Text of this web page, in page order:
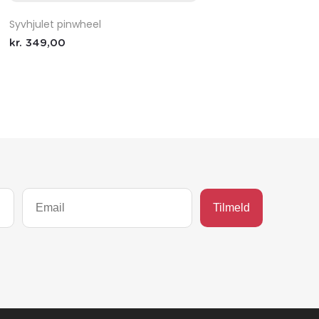
Syvhjulet pinwheel
kr. 349,00